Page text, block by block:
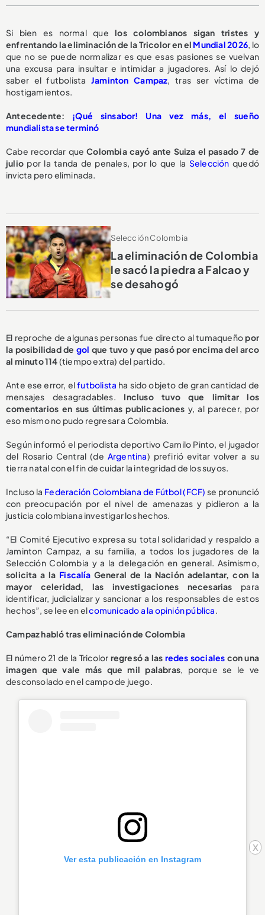
x
Si bien es normal que los colombianos sigan tristes y
enfrentando la eliminación de la Tricolor en el Mundial 2026, lo
que no se puede normalizar es que esas pasiones se vuelvan
una excusa para insultar e intimidar a jugadores. Así lo dejó
saber el futbolistaJaminton Campaz, tras ser víctima de
hostigamientos.
Antecedente: ¡Qué sinsabor! Una vez más, el sueño
mundialista se terminó
Cabe recordar que Colombia cayó ante Suiza el pasado 7 de
julio por la tanda de penales, por lo que la Selección quedó
invicta pero eliminada.
Selección Colombia
La eliminación de Colombia
le sacó la piedra a Falcao y
se desahogó
El reproche de algunas personas fue directo al tumaqueñopor
la posibilidad de gol que tuvo y que pasó por encima del arco
al minuto 114(tiempo extra) del partido.
Ante ese error, elfutbolista ha sido objeto de gran cantidad de
mensajes desagradables. Incluso tuvo que limitar los
comentarios en sus últimas publicaciones y, al parecer, por
eso mismo no pudo regresar a Colombia.
Según informó el periodista deportivo Camilo Pinto, el jugador
del Rosario Central (de Argentina) prefirió evitar volver a su
tierra natal con el fin de cuidar la integridad de los suyos.
Incluso la Federación Colombiana de Fútbol (FCF) se pronunció
con preocupación por el nivel de amenazas y pidieron a la
justicia colombiana investigar los hechos.
“El Comité Ejecutivo expresa su total solidaridad y respaldo a
Jaminton Campaz, a su familia, a todos los jugadores de la
Selección Colombia y a la delegación en general. Asimismo,
solicita a la FiscalíaGeneral de la Nación adelantar, con la
mayor celeridad, las investigaciones necesarias para
identificar, judicializar y sancionar a los responsables de estos
hechos”, se lee en elcomunicado a la opinión pública.
Campaz habló tras eliminación de Colombia
El número 21 de la Tricolor regresó a las redes sociales con una
imagen que vale más que mil palabras, porque se le ve
desconsolado en el campo de juego.
Ver esta publicación en Instagram